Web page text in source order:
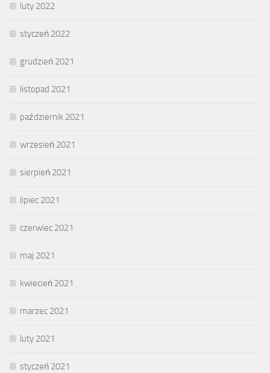
luty 2022
styczeń 2022
grudzień 2021
listopad 2021
październik 2021
wrzesień 2021
sierpień 2021
lipiec 2021
czerwiec 2021
maj 2021
kwiecień 2021
marzec 2021
luty 2021
styczeń 2021